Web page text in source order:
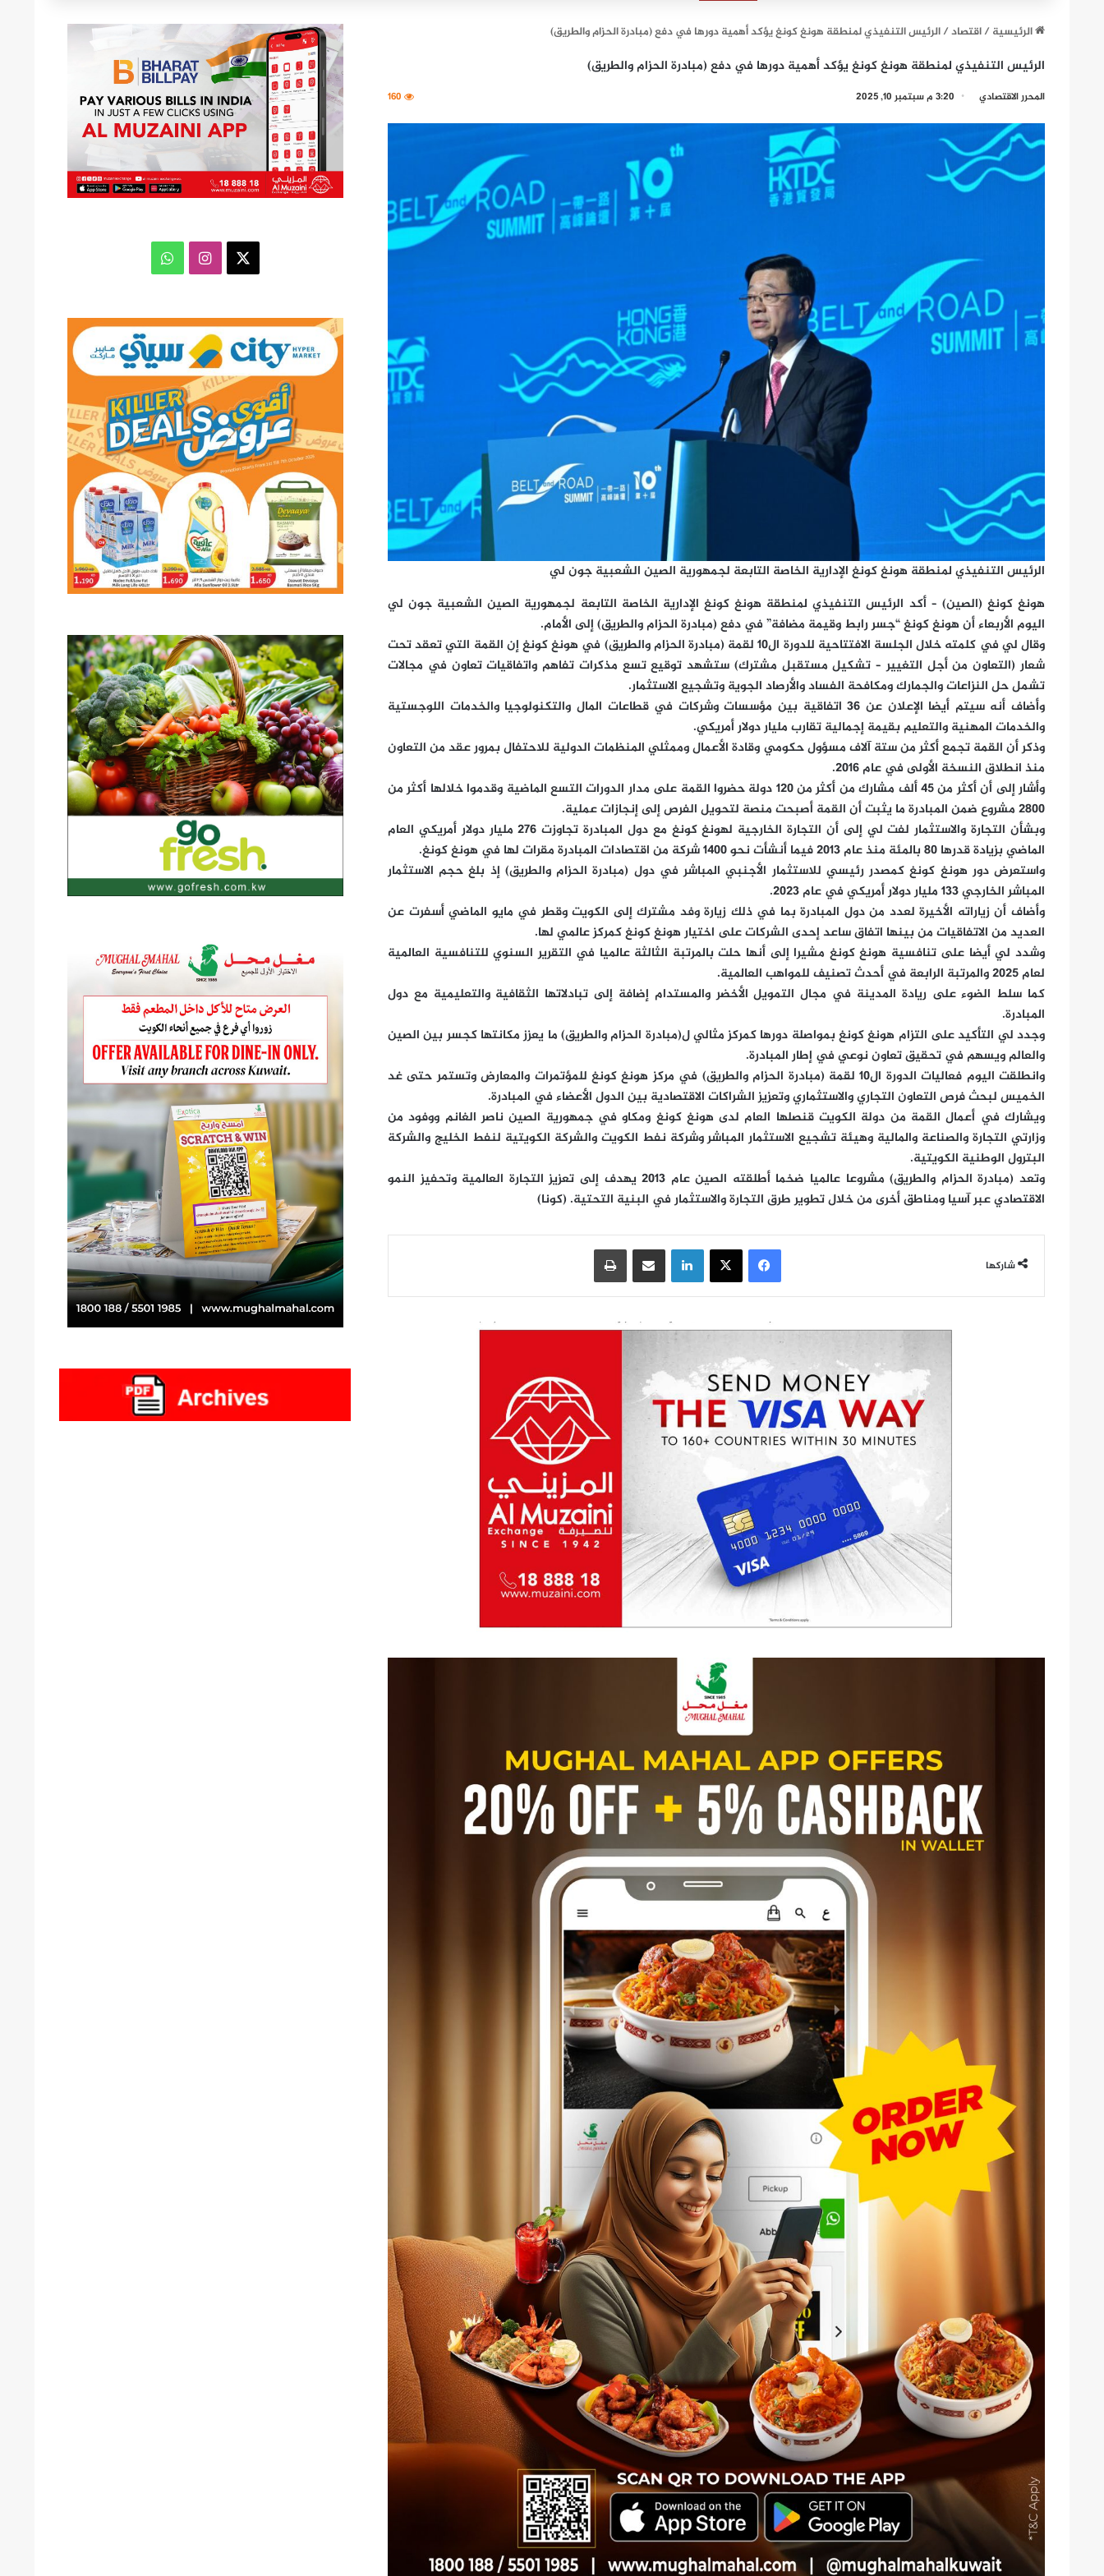
الرئيسية/اقتصاد/الرئيس التنفيذي لمنطقة هونغ كونغ يؤكد أهمية دورها في دفع (مبادرة الحزام والطريق)
الرئيس التنفيذي لمنطقة هونغ كونغ يؤكد أهمية دورها في دفع (مبادرة الحزام والطريق)
المحرر الاقتصادي 3:20 م سبتمبر 10, 2025 160
الرئيس التنفيذي لمنطقة هونغ كونغ الإدارية الخاصة التابعة لجمهورية الصين الشعبية جون لي
هونغ كونغ (الصين) – أكد الرئيس التنفيذي لمنطقة هونغ كونغ الإدارية الخاصة التابعة لجمهورية الصين الشعبية جون لي
اليوم الأربعاء أن هونغ كونغ “جسر رابط وقيمة مضافة” في دفع (مبادرة الحزام والطريق) إلى الأمام.
وقال لي في كلمته خلال الجلسة الافتتاحية للدورة ال10 لقمة (مبادرة الحزام والطريق) في هونغ كونغ إن القمة التي تعقد تحت
شعار (التعاون من أجل التغيير – تشكيل مستقبل مشترك) ستشهد توقيع تسع مذكرات تفاهم واتفاقيات تعاون في مجالات
تشمل حل النزاعات والجمارك ومكافحة الفساد والأرصاد الجوية وتشجيع الاستثمار.
وأضاف أنه سيتم أيضا الإعلان عن 36 اتفاقية بين مؤسسات وشركات في قطاعات المال والتكنولوجيا والخدمات اللوجستية
والخدمات المهنية والتعليم بقيمة إجمالية تقارب مليار دولار أمريكي.
وذكر أن القمة تجمع أكثر من ستة آلاف مسؤول حكومي وقادة الأعمال وممثلي المنظمات الدولية للاحتفال بمرور عقد من التعاون
منذ انطلاق النسخة الأولى في عام 2016.
وأشار إلى أن أكثر من 45 ألف مشارك من أكثر من 120 دولة حضروا القمة على مدار الدورات التسع الماضية وقدموا خلالها أكثر من
2800 مشروع ضمن المبادرة ما يثبت أن القمة أصبحت منصة لتحويل الفرص إلى إنجازات عملية.
وبشأن التجارة والاستثمار لفت لي إلى أن التجارة الخارجية لهونغ كونغ مع دول المبادرة تجاوزت 276 مليار دولار أمريكي العام
الماضي بزيادة قدرها 80 بالمئة منذ عام 2013 فيما أنشأت نحو 1400 شركة من اقتصادات المبادرة مقرات لها في هونغ كونغ.
واستعرض دور هونغ كونغ كمصدر رئيسي للاستثمار الأجنبي المباشر في دول (مبادرة الحزام والطريق) إذ بلغ حجم الاستثمار
المباشر الخارجي 133 مليار دولار أمريكي في عام 2023.
وأضاف أن زياراته الأخيرة لعدد من دول المبادرة بما في ذلك زيارة وفد مشترك إلى الكويت وقطر في مايو الماضي أسفرت عن
العديد من الاتفاقيات من بينها اتفاق ساعد إحدى الشركات على اختيار هونغ كونغ كمركز عالمي لها.
وشدد لي أيضا على تنافسية هونغ كونغ مشيرا إلى أنها حلت بالمرتبة الثالثة عالميا في التقرير السنوي للتنافسية العالمية
لعام 2025 والمرتبة الرابعة في أحدث تصنيف للمواهب العالمية.
كما سلط الضوء على ريادة المدينة في مجال التمويل الأخضر والمستدام إضافة إلى تبادلاتها الثقافية والتعليمية مع دول
المبادرة.
وجدد لي التأكيد على التزام هونغ كونغ بمواصلة دورها كمركز مثالي ل(مبادرة الحزام والطريق) ما يعزز مكانتها كجسر بين الصين
والعالم ويسهم في تحقيق تعاون نوعي في إطار المبادرة.
وانطلقت اليوم فعاليات الدورة ال10 لقمة (مبادرة الحزام والطريق) في مركز هونغ كونغ للمؤتمرات والمعارض وتستمر حتى غد
الخميس لبحث فرص التعاون التجاري والاستثماري وتعزيز الشراكات الاقتصادية بين الدول الأعضاء في المبادرة.
ويشارك في أعمال القمة من دولة الكويت قنصلها العام لدى هونغ كونغ ومكاو في جمهورية الصين ناصر الغانم ووفود من
وزارتي التجارة والصناعة والمالية وهيئة تشجيع الاستثمار المباشر وشركة نفط الكويت والشركة الكويتية لنفط الخليج والشركة
البترول الوطنية الكويتية.
وتعد (مبادرة الحزام والطريق) مشروعا عالميا ضخما أطلقته الصين عام 2013 يهدف إلى تعزيز التجارة العالمية وتحفيز النمو
الاقتصادي عبر آسيا ومناطق أخرى من خلال تطوير طرق التجارة والاستثمار في البنية التحتية. (كونا)
شاركها
فيسبوك‫X لينكدإنمشاركة عبر البريد طباعة
انستقرامواتساب